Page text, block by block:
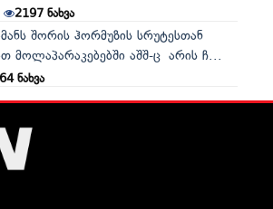
2197ნახვა
შორის ჰორმუზის სრუტესთან
მოლაპარაკებებში აშშ-ც არის ჩ...
ნახვა